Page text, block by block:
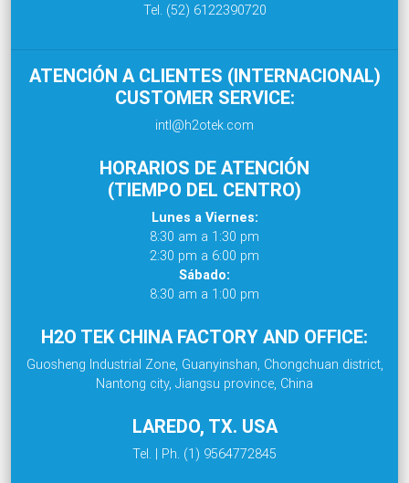
Tel. (52) 6122390720
ATENCIÓN A CLIENTES (INTERNACIONAL)
CUSTOMER SERVICE:
intl@h2otek.com
HORARIOS DE ATENCIÓN
(TIEMPO DEL CENTRO)
Lunes a Viernes:
8:30 am a 1:30 pm
2:30 pm a 6:00 pm
Sábado:
8:30 am a 1:00 pm
H2O TEK CHINA FACTORY AND OFFICE:
Guosheng Industrial Zone, Guanyinshan, Chongchuan district,
Nantong city, Jiangsu province, China
LAREDO, TX. USA
Tel. | Ph. (1) 9564772845